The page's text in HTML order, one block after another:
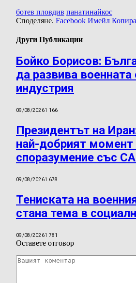
ботев пловдив панатинайкос
Споделяне. Facebook Имейл
Други Публикации
Бойко Борисов:
да развива военната
индустрия
09/08/20261 166
Президентът на
най-добрият момент
споразумение със
09/08/20261 678
Тениската на
стана тема в
09/08/20261 781
Оставете отговор